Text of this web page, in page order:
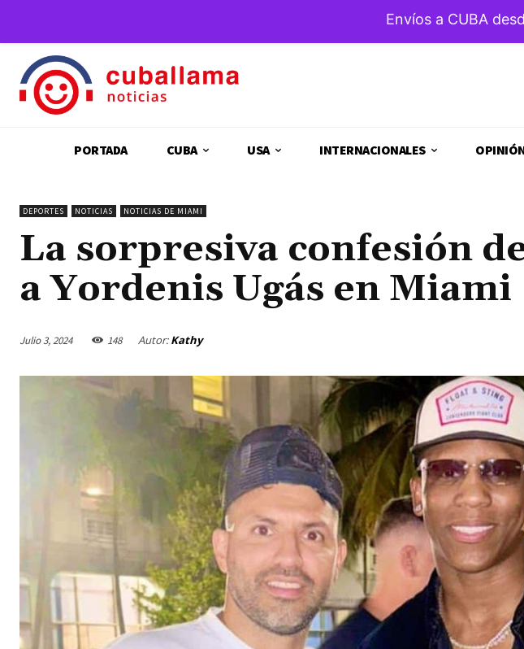
PORTADA CUBA USA INTERNACIONALES
DEPORTES NOTICIAS NOTICIAS DE MIAMI
La sorpresiva confesión
a Yordenis Ugás en Miami
Julio 3, 2024 148 Autor: Kathy
Envíos a CUBA